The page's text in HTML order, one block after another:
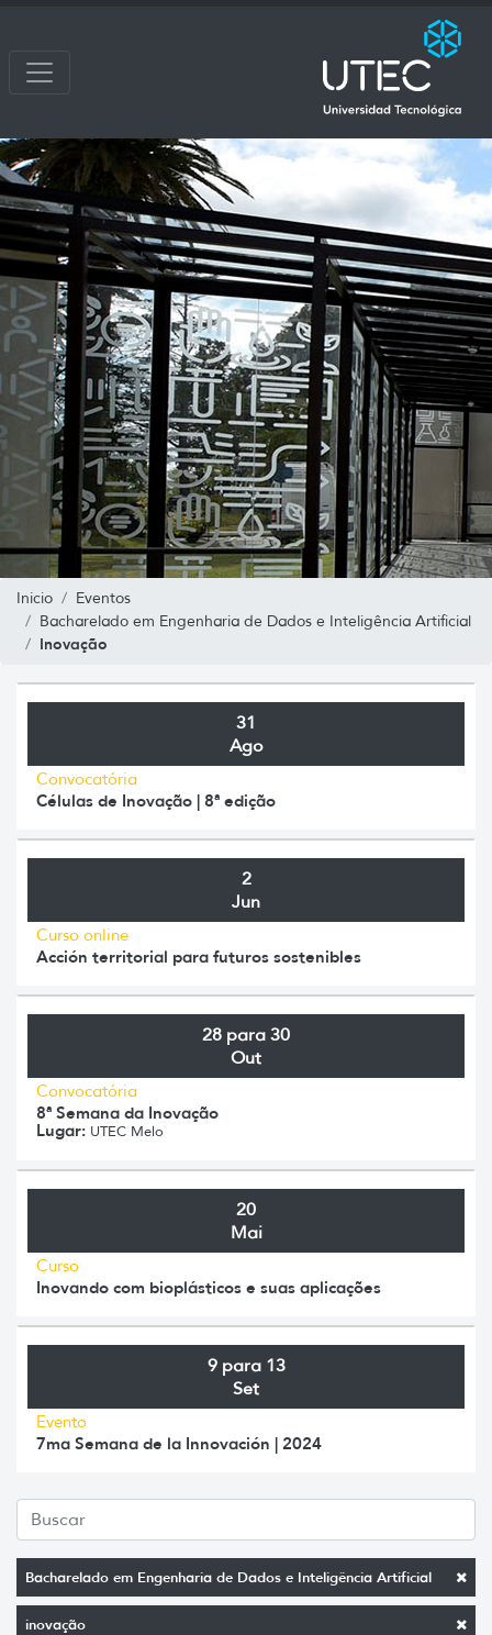
Inicio
Eventos
Bacharelado em Engenharia de Dados e Inteligência Artificial
Inovação
Bacharelado em Engenharia de Dados e Inteligência Artificial
inovação
31
Ago
Convocatória
Células de Inovação | 8ª edição
2
Jun
Curso online
Acción territorial para futuros sostenibles
28 para 30
Out
Convocatória
8ª Semana da Inovação
Lugar: UTEC Melo
20
Mai
Curso
Inovando com bioplásticos e suas aplicações
9 para 13
Set
Evento
7ma Semana de la Innovación | 2024